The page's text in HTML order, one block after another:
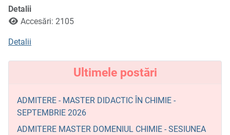
Detalii
Accesări: 2105
Detalii
Ultimele postări
ADMITERE - MASTER DIDACTIC ÎN CHIMIE -
SEPTEMBRIE 2026
ADMITERE MASTER DOMENIUL CHIMIE - SESIUNEA